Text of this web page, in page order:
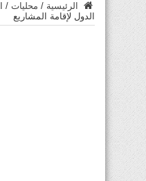
الرئيسية / محليات /
الدول لإقامة المشاريع